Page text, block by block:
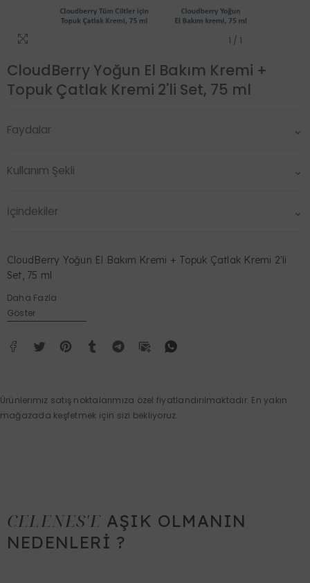
1 / 1
CloudBerry Yoğun El Bakım Kremi +
Topuk Çatlak Kremi 2'li Set, 75 ml
Faydalar
Kullanım Şekli
İçindekiler
CloudBerry Yoğun El Bakım Kremi + Topuk Çatlak Kremi 2'li
Set, 75 ml
Daha Fazla
Göster
Ürünlerimiz satış noktalarımıza özel fiyatlandırılmaktadır. En yakın
mağazada keşfetmek için sizi bekliyoruz.
CELENES'E AŞIK OLMANIN
NEDENLERİ ?